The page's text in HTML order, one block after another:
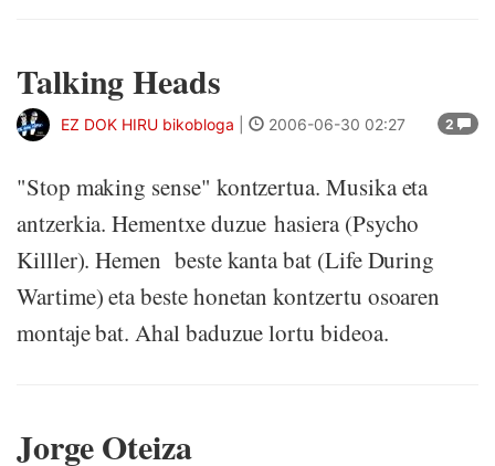
Talking Heads
2
EZ DOK HIRU bikobloga 2006-06-30 02:27
"Stop making sense" kontzertua. Musika eta
antzerkia. Hementxe duzue hasiera (Psycho
Killler). Hemen beste kanta bat (Life During
Wartime) eta beste honetan kontzertu osoaren
montaje bat. Ahal baduzue lortu bideoa.
Jorge Oteiza